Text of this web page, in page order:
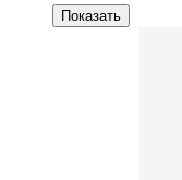
Показать